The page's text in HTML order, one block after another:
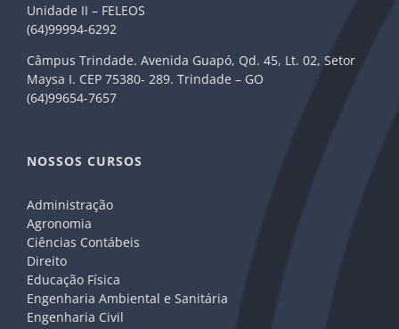
Unidade II – FELEOS
(64)99994-6292
Câmpus Trindade. Avenida Guapó, Qd. 45, Lt. 02, Setor
Maysa I. CEP 75380- 289. Trindade – GO
(64)99654-7657
NOSSOS CURSOS
Administração
Agronomia
Ciências Contábeis
Direito
Educação Física
Engenharia Ambiental e Sanitária
Engenharia Civil